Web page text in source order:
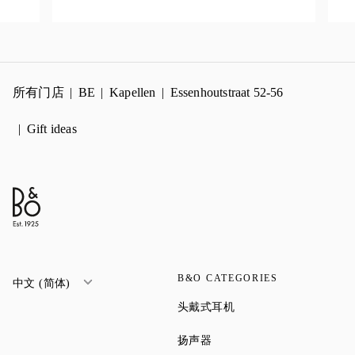
所有门店 BE Kapellen Essenhoutstraat 52-56
Gift ideas
中文 (简体) B&O CATEGORIES
头戴式耳机
扬声器